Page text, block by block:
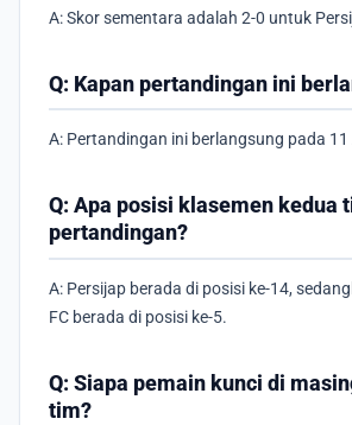
A: Skor sementara adalah 2-0 untuk
Q: Kapan pertandingan ini
A: Pertandingan ini berlangsung pada 11
Q: Apa posisi klasemen kedua
pertandingan?
A: Persijap berada di posisi ke-14,
FC berada di posisi ke-5.
Q: Siapa pemain kunci di
tim?